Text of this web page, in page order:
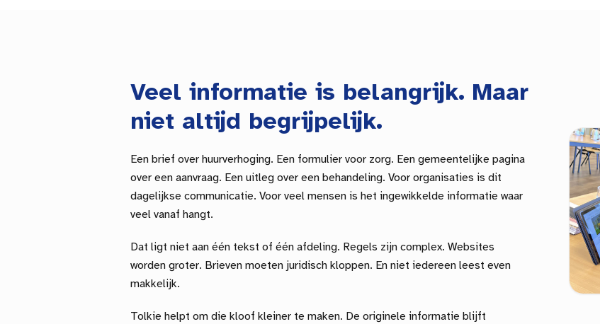
Veel informatie is belangrijk. Maar
niet altijd begrijpelijk.
Een brief over huurverhoging. Een formulier voor zorg. Een gemeentelijke pagina
over een aanvraag. Een uitleg over een behandeling. Voor organisaties is dit
dagelijkse communicatie. Voor veel mensen is het ingewikkelde informatie waar
veel vanaf hangt.
Dat ligt niet aan één tekst of één afdeling. Regels zijn complex. Websites
worden groter. Brieven moeten juridisch kloppen. En niet iedereen leest even
makkelijk.
Tolkie helpt om die kloof kleiner te maken. De originele informatie blijft